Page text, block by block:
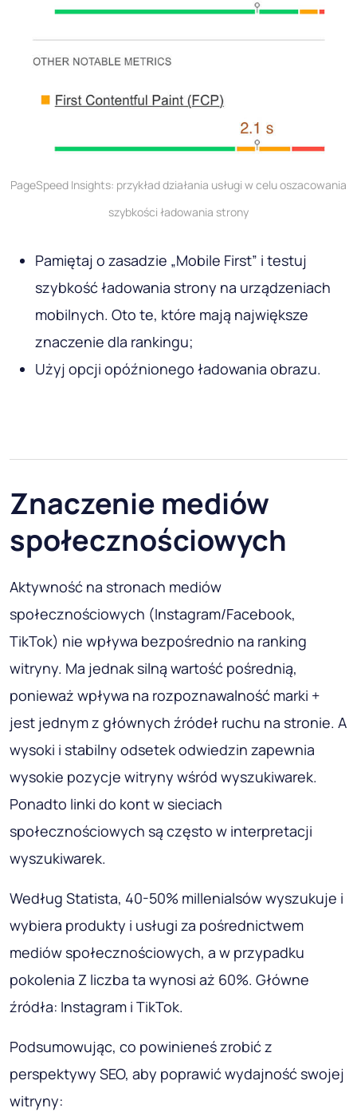
PageSpeed ​​Insights: przykład działania usługi w celu oszacowania
szybkości ładowania strony
Pamiętaj o zasadzie „Mobile First” i testuj
szybkość ładowania strony na urządzeniach
mobilnych. Oto te, które mają największe
znaczenie dla rankingu;
Użyj opcji opóźnionego ładowania obrazu.
Znaczenie mediów
społecznościowych
Aktywność na stronach mediów
społecznościowych (Instagram/Facebook,
TikTok) nie wpływa bezpośrednio na ranking
witryny. Ma jednak silną wartość pośrednią,
ponieważ wpływa na rozpoznawalność marki +
jest jednym z głównych źródeł ruchu na stronie. A
wysoki i stabilny odsetek odwiedzin zapewnia
wysokie pozycje witryny wśród wyszukiwarek.
Ponadto linki do kont w sieciach
społecznościowych są często w interpretacji
wyszukiwarek.
Według Statista, 40-50% millenialsów wyszukuje i
wybiera produkty i usługi za pośrednictwem
mediów społecznościowych, a w przypadku
pokolenia Z liczba ta wynosi aż 60%. Główne
źródła: Instagram i TikTok.
Podsumowując, co powinieneś zrobić z
perspektywy SEO, aby poprawić wydajność swojej
witryny: